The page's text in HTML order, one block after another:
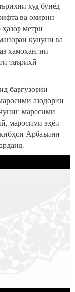
худ бунёд
ва охирин
метри
кунунӣ ва
ҳамоҳангии
таърихӣ
баргузории
азодории
маросими
маросими эҳёи
Арбаъини